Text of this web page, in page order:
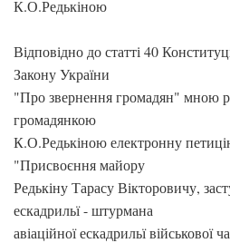
К.О.Редькіною
Відповідно до статті 40
Закону України
"Про звернення громадян" мною
громадянкою
К.О.Редькіною електронну
"Присвоєння майору
Редькіну Тарасу Вікторовичу,
ескадрильї - штурмана
авіаційної ескадрильї військової